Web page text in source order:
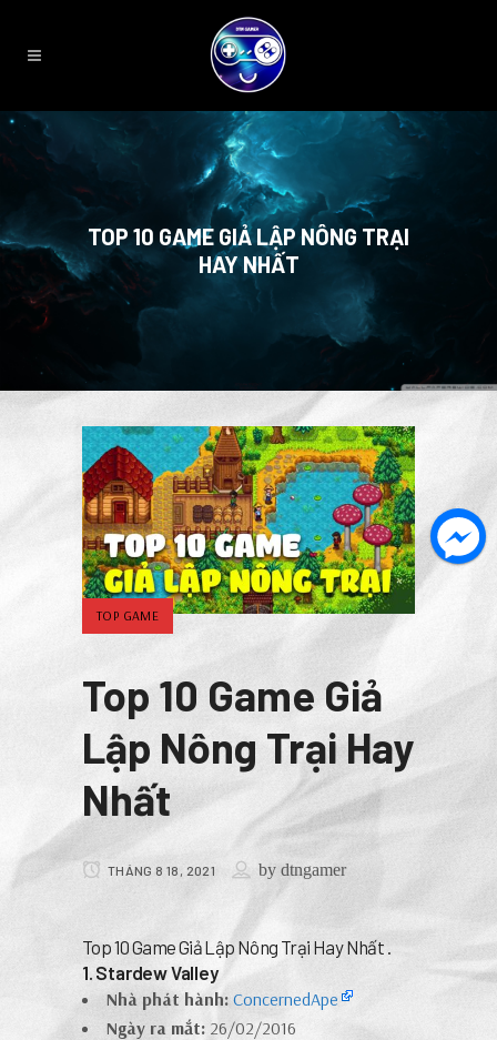
TOP 10 GAME GIẢ LẬP NÔNG TRẠI
HAY NHẤT
TOP GAME
Top 10 Game Giả
Lập Nông Trại Hay
Nhất
THÁNG 8 18, 2021 bydtngamer
Top 10 Game Giả Lập Nông Trại Hay Nhất .
1. Stardew Valley
Nhà phát hành: ConcernedApe
Ngày ra mắt: 26/02/2016